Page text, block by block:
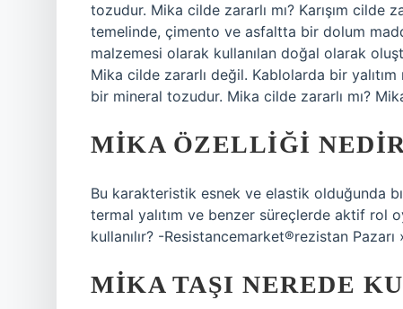
tozudur. Mika cilde zararlı mı? Karışım cilde
temelinde, çimento ve asfaltta bir dolum
malzemesi olarak kullanılan doğal olarak
Mika cilde zararlı değil. Kablolarda bir
bir mineral tozudur. Mika cilde zararlı mı?
MIKA ÖZELLIĞI
Bu karakteristik esnek ve elastik olduğunda
termal yalıtım ve benzer süreçlerde aktif rol
kullanılır? -Resistancemarket®rezistan
MIKA TAŞI NEREDE